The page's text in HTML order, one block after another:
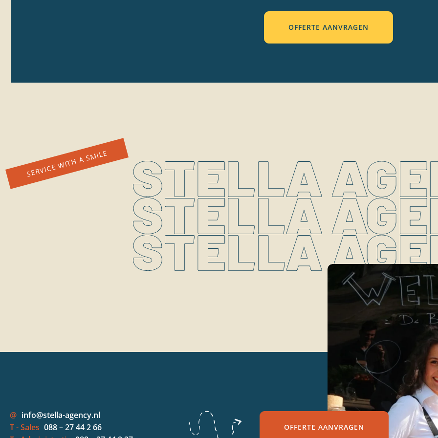
OFFERTE AANVRAGEN
@ info@stella-agency.nl
T - Sales 088 – 27 44 2 66
OFFERTE AANVRAGEN